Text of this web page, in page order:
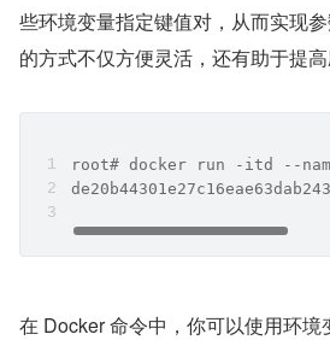
些环境变量指定键值对，从而实现
的方式不仅方便灵活，还有助于提高
root# docker run -itd --
在 Docker 命令中，你可以使用环